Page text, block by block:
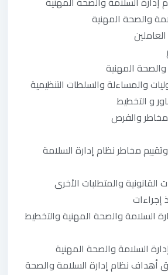
وتقييم مخاطر نظام إدارة السلامة
السلامة والصحة المهنية والتخطيط
أهداف نظام إدارة السلامة والصحة